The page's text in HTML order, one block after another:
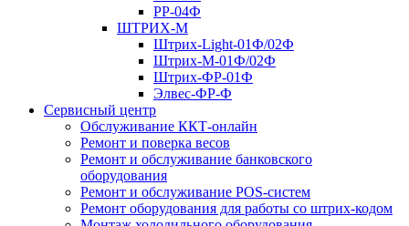
РР-04Ф
ШТРИХ-М
Штрих-Light-01Ф/02Ф
Штрих-М-01Ф/02Ф
Штрих-ФР-01Ф
Элвес-ФР-Ф
Сервисный центр
Обслуживание ККТ-онлайн
Ремонт и поверка весов
Ремонт и обслуживание банковского
оборудования
Ремонт и обслуживание POS-систем
Ремонт оборудования для работы со штрих-кодом